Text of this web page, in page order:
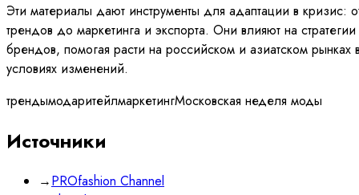
Эти материалы дают инструменты для адаптации в кризис:
трендов до маркетинга и экспорта. Они влияют на стратегии
брендов, помогая расти на российском и азиатском рынках
условиях изменений.
трендымодаритейлмаркетингМосковская неделя моды
Источники
→PROfashion Channel